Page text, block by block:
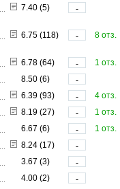
7.40 (5)
-
6.75 (118) -
8 отз.
6.78 (64) -
1 отз.
8.50 (6)
-
6.39 (93) -
4 отз.
8.19 (27) -
1 отз.
6.67 (6) -
1 отз.
8.24 (17)
-
3.67 (3)
-
4.00 (2)
-